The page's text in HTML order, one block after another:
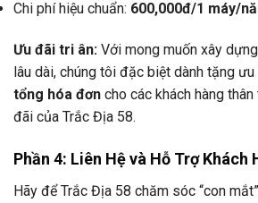
Chi phí hiệu chuẩn: 600,000đ/1 máy/
Ưu đãi tri ân: Với mong muốn xây
lâu dài, chúng tôi đặc biệt dành tặng
tổng hóa đơn cho các khách hàng
đãi của Trắc Địa 58.
Phần 4: Liên Hệ và Hỗ Trợ Khách
Hãy để Trắc Địa 58 chăm sóc “con